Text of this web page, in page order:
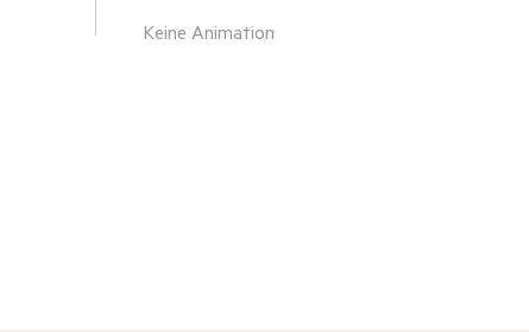
Keine Animation